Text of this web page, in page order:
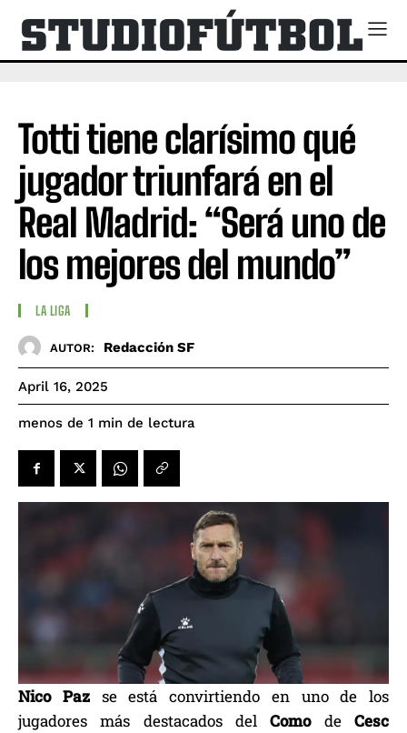
Totti tiene clarísimo qué
jugador triunfará en el
Real Madrid: “Será uno de
los mejores del mundo”
LA LIGA
AUTOR: Redacción SF
April 16, 2025
menos de 1 min de lectura
Nico Pazse está convirtiendo en uno de los
jugadores más destacados delComodeCesc